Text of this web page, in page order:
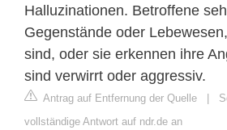
Halluzinationen. Betroffene
Gegenstände oder
sind, oder sie erkennen ihre
sind verwirrt oder aggressiv.
Antrag auf Entfernung der Quelle |
vollständige Antwort auf ndr.de an